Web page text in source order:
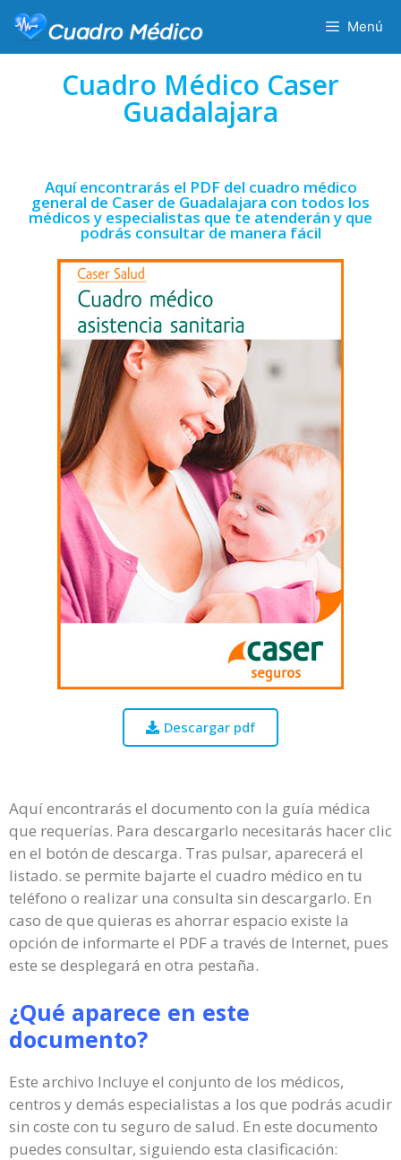
Menú
Cuadro Médico Caser
Guadalajara
Aquí encontrarás el PDF del cuadro médico
general de Caser de Guadalajara con todos los
médicos y especialistas que te atenderán y que
podrás consultar de manera fácil
Descargar pdf
Aquí encontrarás el documento con la guía médica
que requerías. Para descargarlo necesitarás hacer clic
en el botón de descarga. Tras pulsar, aparecerá el
listado. se permite bajarte el cuadro médico en tu
teléfono o realizar una consulta sin descargarlo. En
caso de que quieras es ahorrar espacio existe la
opción de informarte el PDF a través de Internet, pues
este se desplegará en otra pestaña.
¿Qué aparece en este
documento?
Este archivo Incluye el conjunto de los médicos,
centros y demás especialistas a los que podrás acudir
sin coste con tu seguro de salud. En este documento
puedes consultar, siguiendo esta clasificación: